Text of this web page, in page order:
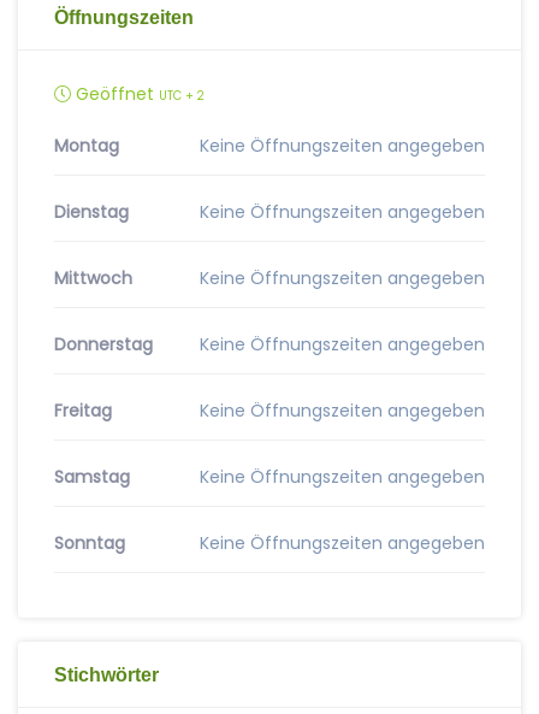
Öffnungszeiten
Geöffnet UTC + 2
Montag Keine Öffnungszeiten angegeben
Dienstag Keine Öffnungszeiten angegeben
Mittwoch Keine Öffnungszeiten angegeben
Donnerstag Keine Öffnungszeiten angegeben
Freitag Keine Öffnungszeiten angegeben
Samstag Keine Öffnungszeiten angegeben
Sonntag Keine Öffnungszeiten angegeben
Stichwörter